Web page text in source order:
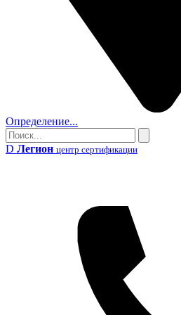
Определение...
Поиск
Поиск
D Легион центр сертификации